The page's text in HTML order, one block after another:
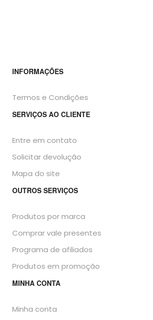
INFORMAÇÕES
Termos e Condições
SERVIÇOS AO CLIENTE
Entre em contato
Solicitar devolução
Mapa do site
OUTROS SERVIÇOS
Produtos por marca
Comprar vale presentes
Programa de afiliados
Produtos em promoção
MINHA CONTA
Minha conta